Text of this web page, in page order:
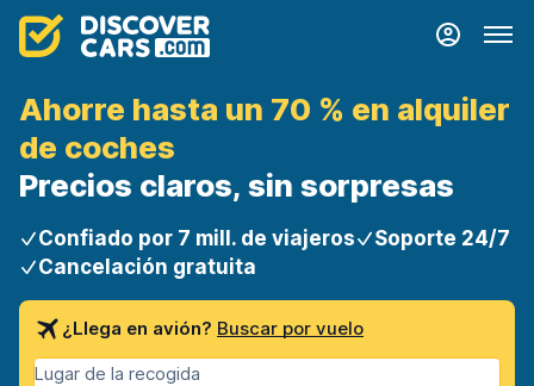
Ahorre hasta un 70 % en alquiler
de coches
Precios claros, sin sorpresas
Confiado por 7 mill. de viajeros
Soporte 24/7
Cancelación gratuita
¿Llega en avión? Buscar por vuelo
Lugar de la recogida